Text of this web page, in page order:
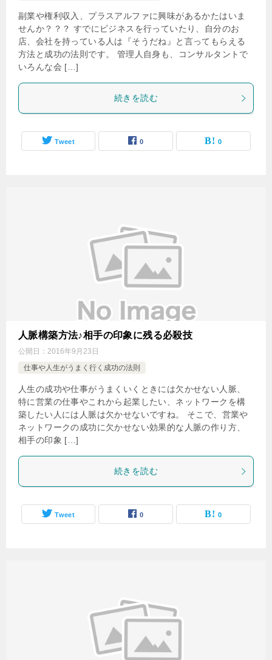
副業や権利収入、プラスアルファに興味があるかたはいま
せんか？？？ すでにビジネスを行っていたり、自分のお
店、会社を持っている人は『そうだね』と言ってもらえる
方法と成功の法則です。 管理人自身も、コンサルタントで
いろんな会 […]
続きを読む
Tweet 0 0
人脈構築方法♪相手の印象に残る必殺技
公開日： 2016年9月23日
仕事や人生がうまく行く成功の法則
人生の成功や仕事がうまくいくときには欠かせない人脈、
特に営業の仕事やこれから起業したい、ネットワークを構
築したい人には人脈は欠かせないですね。 そこで、営業や
ネットワークの成功に欠かせない効果的な人脈の作り方、
相手の印象 […]
続きを読む
Tweet 0 0